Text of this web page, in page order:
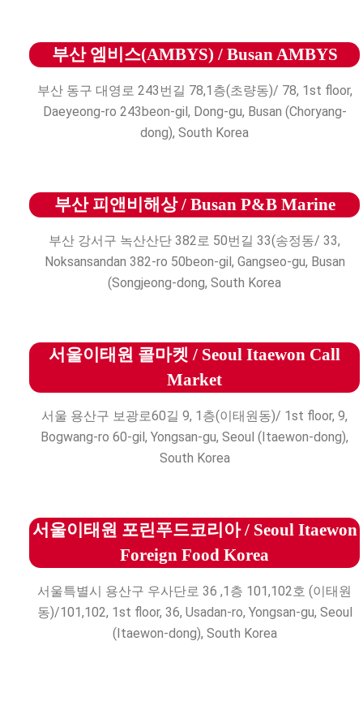
부산 엠비스(AMBYS) / Busan AMBYS
부산 동구 대영로 243번길 78,1층(초량동)/ 78, 1st floor,
Daeyeong-ro 243beon-gil, Dong-gu, Busan (Choryang-
dong), South Korea
부산 피앤비해상 / Busan P&B Marine
부산 강서구 녹산산단 382로 50번길 33(송정동/ 33,
Noksansandan 382-ro 50beon-gil, Gangseo-gu, Busan
(Songjeong-dong, South Korea
서울이태원 콜마켓 / Seoul Itaewon Call
Market
서울 용산구 보광로60길 9, 1층(이태원동)/ 1st floor, 9,
Bogwang-ro 60-gil, Yongsan-gu, Seoul (Itaewon-dong),
South Korea
서울이태원 포린푸드코리아 / Seoul Itaewon
Foreign Food Korea
서울특별시 용산구 우사단로 36 ,1층 101,102호 (이태원
동)/101,102, 1st floor, 36, Usadan-ro, Yongsan-gu, Seoul
(Itaewon-dong), South Korea